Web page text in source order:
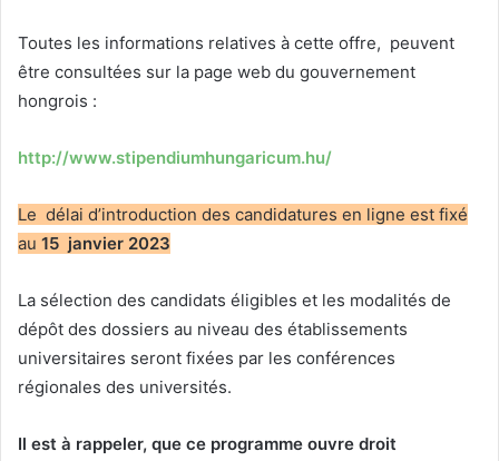
Toutes les informations relatives à cette offre, peuvent
être consultées sur la page web du gouvernement
hongrois :
http://www.stipendiumhungaricum.hu/
Le délai d’introduction des candidatures en ligne est fixé
au 15 janvier 2023
La sélection des candidats éligibles et les modalités de
dépôt des dossiers au niveau des établissements
universitaires seront fixées par les conférences
régionales des universités.
Il est à rappeler, que ce programme ouvre droit